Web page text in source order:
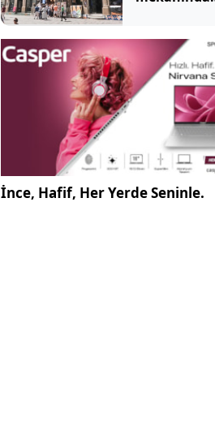
yaratan
görüntü
İnce, Hafif, Her Yerde Seninle.